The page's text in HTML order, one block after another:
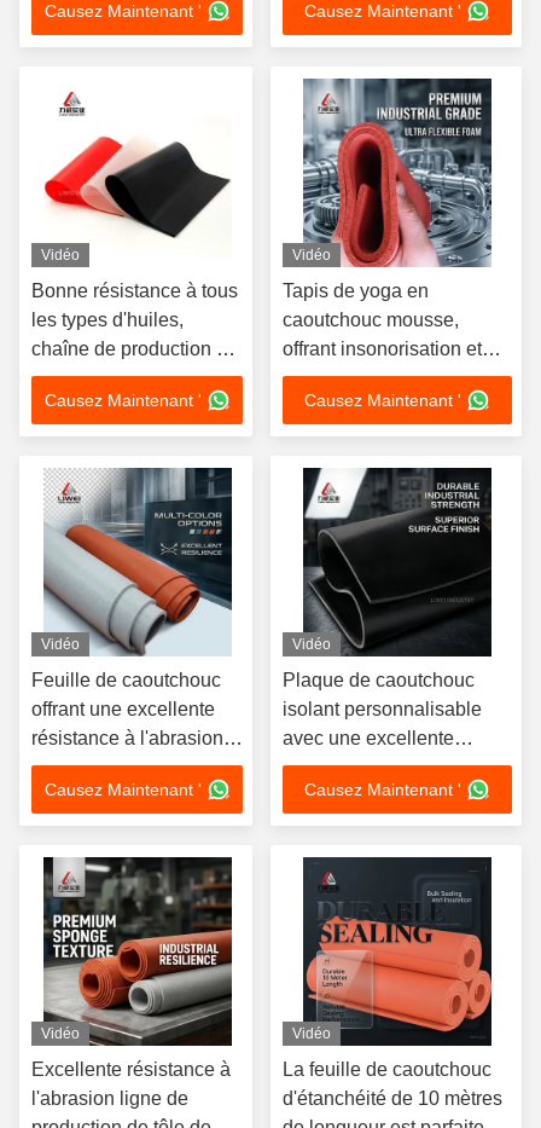
Excellente résistance
Convient pour les joints
Causez Maintenant '
sol idéal Durable et pour
les applications
industrielles
Causez Maintenant '
Vidéo
Bonne résistance à tous
les types d'huiles,
chaîne de production de
feuilles de caoutchouc
butyle pour automobile,
tailles 1-50 mm x 0,6-2
m x 1-20 m, sortie
Causez Maintenant '
Vidéo
Tapis de yoga en
caoutchouc mousse,
offrant insonorisation et
isolation thermique
Causez Maintenant '
Vidéo
Feuille de caoutchouc
offrant une excellente
résistance à l'abrasion
et un excellent amorti,
adaptée aux
environnements
difficiles
Causez Maintenant '
Vidéo
Plaque de caoutchouc
isolant personnalisable
avec une excellente
isolation conçue pour la
protection des
équipements électriques
et industriels
Causez Maintenant '
Vidéo
Excellente résistance à
l'abrasion ligne de
Vidéo
La feuille de caoutchouc
d'étanchéité de 10 mètres